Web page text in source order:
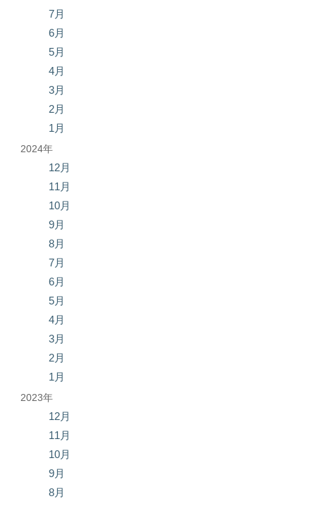
7月
6月
5月
4月
3月
2月
1月
2024年
12月
11月
10月
9月
8月
7月
6月
5月
4月
3月
2月
1月
2023年
12月
11月
10月
9月
8月